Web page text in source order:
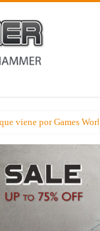
viene por Games